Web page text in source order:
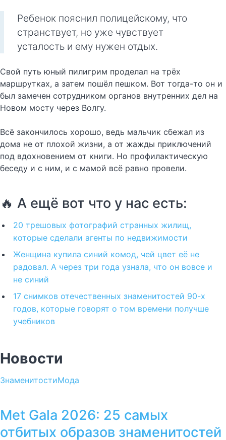
Ребенок пояснил полицейскому, что
странствует, но уже чувствует
усталость и ему нужен отдых.
Свой путь юный пилигрим проделал на трёх
маршрутках, а затем пошёл пешком. Вот тогда-то он и
был замечен сотрудником органов внутренних дел на
Новом мосту через Волгу.
Всё закончилось хорошо, ведь мальчик сбежал из
дома не от плохой жизни, а от жажды приключений
под вдохновением от книги. Но профилактическую
беседу и с ним, и с мамой всё равно провели.
🔥 А ещё вот что у нас есть:
20 трешовых фотографий странных жилищ,
которые сделали агенты по недвижимости
Женщина купила синий комод, чей цвет её не
радовал. А через три года узнала, что он вовсе и
не синий
17 снимков отечественных знаменитостей 90-х
годов, которые говорят о том времени получше
учебников
Новости
ЗнаменитостиМода
Met Gala 2026: 25 самых
отбитых образов знаменитостей